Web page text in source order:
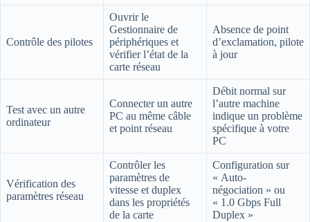
Contrôle des pilotes
Ouvrir le
Gestionnaire de
périphériques et
vérifier l’état de la
carte réseau
Absence de point
d’exclamation, pilote
à jour
Test avec un autre
ordinateur
Connecter un autre
PC au même câble
et point réseau
Débit normal sur
l’autre machine
indique un problème
spécifique à votre
PC
Vérification des
paramètres réseau
Contrôler les
paramètres de
vitesse et duplex
dans les propriétés
de la carte
Configuration sur
« Auto-
négociation » ou
« 1.0 Gbps Full
Duplex »